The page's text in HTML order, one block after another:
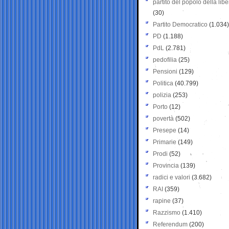
partito del popolo della
(30)
Partito Democratico (1.034)
PD (1.188)
PdL (2.781)
pedofilia (25)
Pensioni (129)
Politica (40.799)
polizia (253)
Porto (12)
povertà (502)
Presepe (14)
Primarie (149)
Prodi (52)
Provincia (139)
radici e valori (3.682)
RAI (359)
rapine (37)
Razzismo (1.410)
Referendum (200)